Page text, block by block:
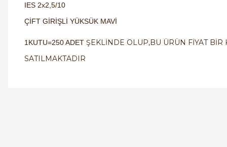
IES 2x2,5/10
ÇİFT GİRİŞLİ YÜKSÜK MAVİ
1KUTU=250 ADET ŞEKLİNDE OLUP,BU ÜRÜN FİYAT
SATILMAKTADIR